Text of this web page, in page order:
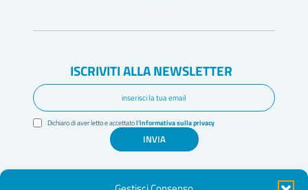
ISCRIVITI ALLA NEWSLETTER
Dichiaro di aver letto e accettatol'informativa sulla privacy
INVIA